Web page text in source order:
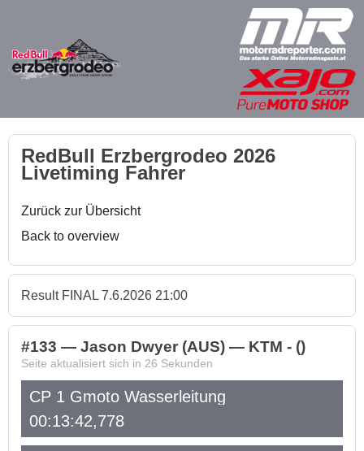
RedBull Erzbergrodeo 2026
Livetiming Fahrer
Zurück zur Übersicht
Back to overview
Result FINAL 7.6.2026 21:00
#133 — Jason Dwyer (AUS) — KTM - ()
Seite aktualisiert sich in 26 Sekunden
CP 1 Gmoto Wasserleitung
00:13:42,778